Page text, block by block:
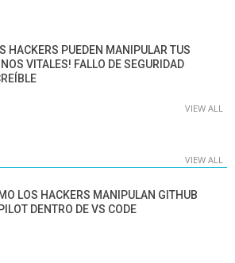
HACKERS PUEDEN MANIPULAR TUS
VITALES! FALLO DE SEGURIDAD
VIEW ALL
VIEW ALL
LOS HACKERS MANIPULAN GITHUB
DENTRO DE VS CODE